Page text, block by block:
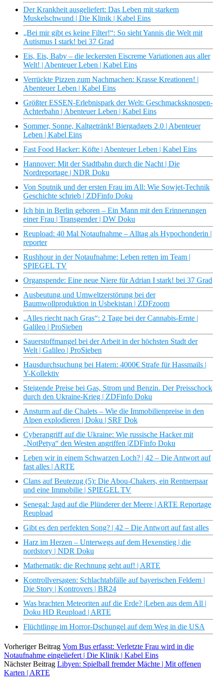
Der Krankheit ausgeliefert: Das Leben mit starkem
Muskelschwund | Die Klinik | Kabel Eins
„Bei mir gibt es keine Filter!“: So sieht Yannis die Welt mit
Autismus I stark! bei 37 Grad
Eis, Eis, Baby – die leckersten Eiscreme Variationen aus aller
Welt! | Abenteuer Leben | Kabel Eins
Verrückte Pizzen zum Nachmachen: Krasse Kreationen! |
Abenteuer Leben | Kabel Eins
Größter ESSEN-Erlebnispark der Welt: Geschmacksknospen-
Achterbahn | Abenteuer Leben | Kabel Eins
Sommer, Sonne, Kaltgetränk! Biergadgets 2.0 | Abenteuer
Leben | Kabel Eins
Fast Food Hacker: Köfte | Abenteuer Leben | Kabel Eins
Hannover: Mit der Stadtbahn durch die Nacht | Die
Nordreportage | NDR Doku
Von Sputnik und der ersten Frau im All: Wie Sowjet-Technik
Geschichte schrieb | ZDFinfo Doku
Ich bin in Berlin geboren – Ein Mann mit den Erinnerungen
einer Frau | Transgender | DW Doku
Reupload: 40 Mal Notaufnahme – Alltag als Hypochonderin |
reporter
Rushhour in der Notaufnahme: Leben retten im Team |
SPIEGEL TV
Organspende: Eine neue Niere für Adrian I stark! bei 37 Grad
Ausbeutung und Umweltzerstörung bei der
Baumwollproduktion in Usbekistan | ZDFzoom
„Alles riecht nach Gras“: 2 Tage bei der Cannabis-Ernte |
Galileo | ProSieben
Sauerstoffmangel bei der Arbeit in der höchsten Stadt der
Welt | Galileo | ProSieben
Hausdurchsuchung bei Hatern: 4000€ Strafe für Hassmails |
Y-Kollektiv
Steigende Preise bei Gas, Strom und Benzin. Der Preisschock
durch den Ukraine-Krieg | ZDFinfo Doku
Ansturm auf die Chalets – Wie die Immobilienpreise in den
Alpen explodieren | Doku | SRF Dok
Cyberangriff auf die Ukraine: Wie russische Hacker mit
„NotPetya“ den Westen angriffen |ZDFinfo Doku
Leben wir in einem Schwarzen Loch? | 42 – Die Antwort auf
fast alles | ARTE
Clans auf Beutezug (5): Die Abou-Chakers, ein Rentnerpaar
und eine Immobilie | SPIEGEL TV
Senegal: Jagd auf die Plünderer der Meere | ARTE Reportage
Reupload
Gibt es den perfekten Song? | 42 – Die Antwort auf fast alles
Harz im Herzen – Unterwegs auf dem Hexenstieg | die
nordstory | NDR Doku
Mathematik: die Rechnung geht auf! | ARTE
Kontrollversagen: Schlachtabfälle auf bayerischen Feldern |
Die Story | Kontrovers | BR24
Was brachten Meteoriten auf die Erde? |Leben aus dem All |
Doku HD Reupload | ARTE
Flüchtlinge im Horror-Dschungel auf dem Weg in die USA
Vorheriger Beitrag Vom Bus erfasst: Verletzte Frau wird in die
Notaufnahme eingeliefert | Die Klinik | Kabel Eins
Nächster Beitrag Libyen: Spielball fremder Mächte | Mit offenen
Karten | ARTE